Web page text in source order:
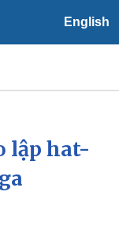
English
tiết
lập hat-